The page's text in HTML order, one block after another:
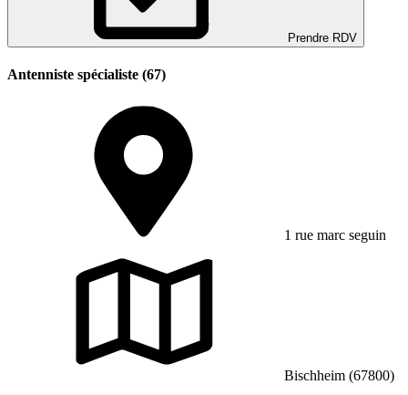
Prendre RDV
Antenniste spécialiste (67)
1 rue marc seguin
Bischheim (67800)